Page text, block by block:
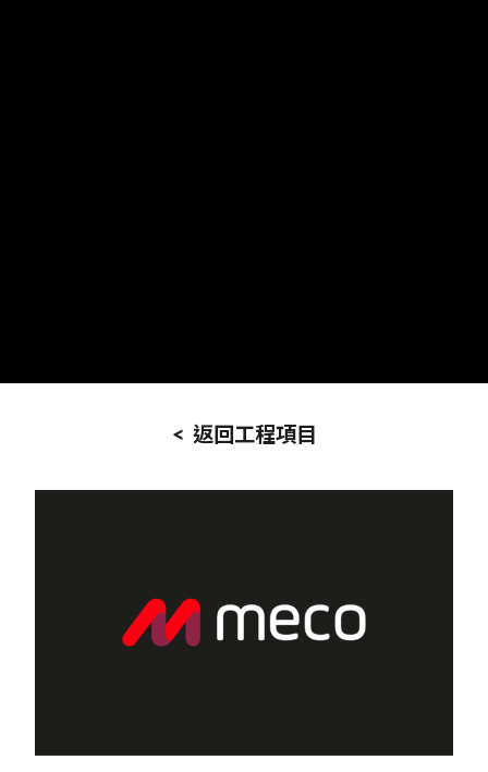
< 返回工程項目